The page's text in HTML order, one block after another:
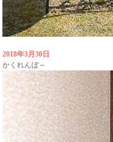
2018年3月30日
かくれんぼ～